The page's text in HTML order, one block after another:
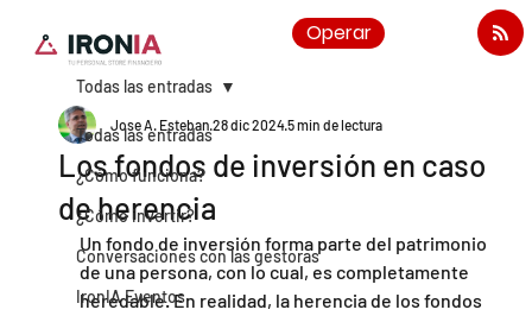
Operar
Todas las entradas
¿Cómo funciona?
¿Cómo invertir?
Conversaciones con las gestoras
IronIA Eventos
Todas las entradas
Los fondos de inversión en caso
de herencia
Jose A. Esteban28 dic 20245 min de lectura
Un fondo de inversión forma parte del patrimonio
de una persona, con lo cual, es completamente
heredable. En realidad, la herencia de los fondos